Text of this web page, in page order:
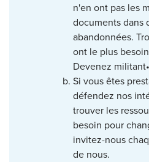
n'en ont pas les
documents dans
abandonnées.
ont le plus
Devenez
Si vous êtes
défendez nos
trouver les
besoin pour
invitez-nous
de nous.